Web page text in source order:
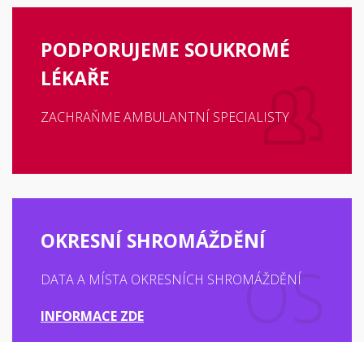
PODPORUJEME SOUKROMÉ
LÉKAŘE
ZACHRAŇME AMBULANTNÍ SPECIALISTY
OKRESNÍ SHROMÁŽDĚNÍ
DATA A MÍSTA OKRESNÍCH SHROMÁŽDĚNÍ
INFORMACE ZDE